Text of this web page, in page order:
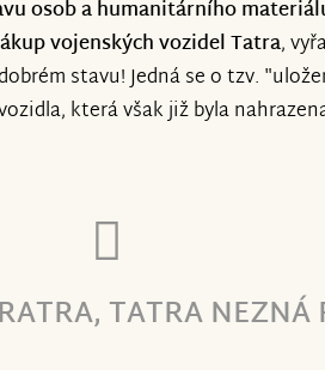
osob a humanitárního
vojenských vozidel Tatra,
stavu! Jedná se o tzv.
která však již byla
TATRA NEZNÁ